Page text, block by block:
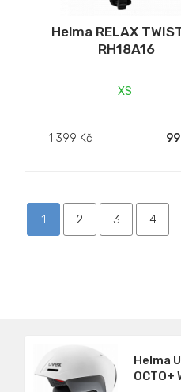
Helma RELAX
RH18A16
XS
1 399 Kč
1 2 3 4
Helma